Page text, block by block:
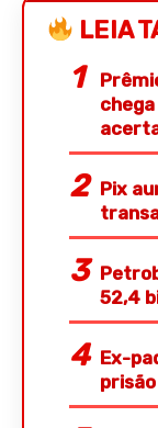
LEIA
Pix
52,4
Ex-